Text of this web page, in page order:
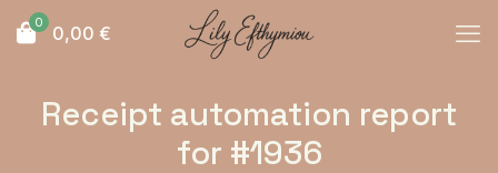
0 0,00 €
Receipt automation report
for #1936